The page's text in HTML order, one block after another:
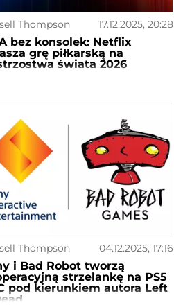
Thompson 17.12.2025, 20:28
bez konsolek: Netflix
grę piłkarską na
świata 2026
Thompson 04.12.2025, 17:16
i Bad Robot tworzą
strzelankę na PS5
pod kierunkiem autora Left